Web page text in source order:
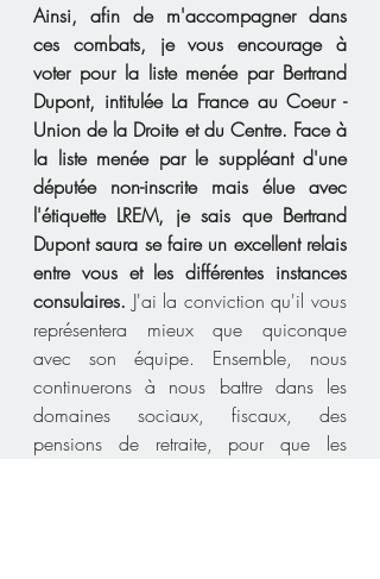
Ainsi, afin de m'accompagner dans
ces combats, je vous encourage à
voter pour la liste menée par Bertrand
Dupont, intitulée La France au Coeur -
Union de la Droite et du Centre. Face à
la liste menée par le suppléant d'une
députée non-inscrite mais élue avec
l'étiquette LREM, je sais que Bertrand
Dupont saura se faire un excellent relais
entre vous et les différentes instances
consulaires. J'ai la conviction qu'il vous
représentera mieux que quiconque
avec son équipe. Ensemble, nous
continuerons à nous battre dans les
domaines sociaux, fiscaux, des
pensions de retraite, pour que les